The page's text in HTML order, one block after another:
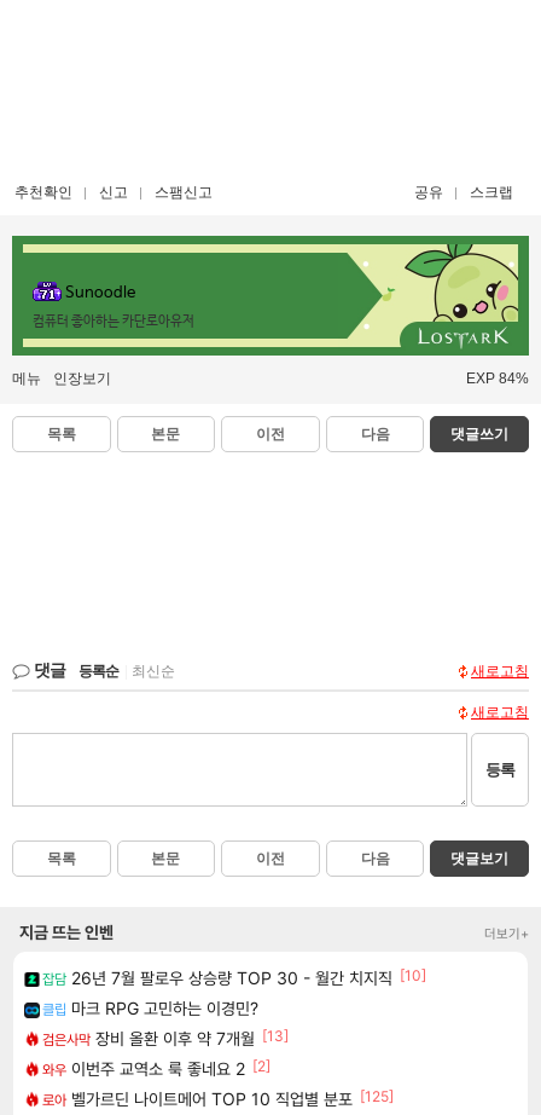
추천확인 신고 스팸신고 공유 스크랩
Sunoodle
컴퓨터 좋아하는 카단로아유저
메뉴 인장보기 EXP 84%
목록 본문 이전 다음 댓글쓰기
댓글 등록순 최신순 새로고침
새로고침
등록
목록 본문 이전 다음 댓글보기
지금 뜨는 인벤 더보기+
잡담 26년 7월 팔로우 상승량 TOP 30 - 월간 치지직 [10]
클립 마크 RPG 고민하는 이경민?
검은사막 장비 올환 이후 약 7개월 [13]
와우 이번주 교역소 룩 좋네요 2 [2]
로아 벨가르딘 나이트메어 TOP 10 직업별 분포 [125]